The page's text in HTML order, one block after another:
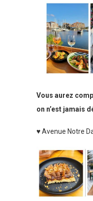
Vous aurez
on n’est jamais
♥ Avenue Notre